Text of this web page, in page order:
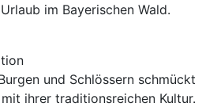
im Bayerischen Wald.
und Schlössern schmückt
ihrer traditionsreichen Kultur.